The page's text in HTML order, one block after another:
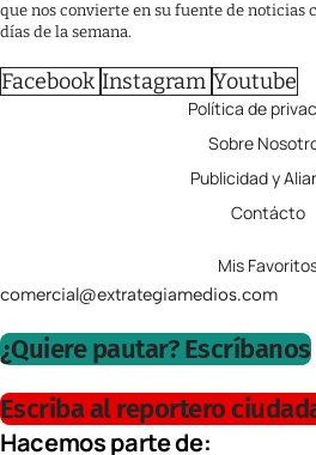
que nos convierte en su fuente de noticias
días de la semana.
Facebook Instagram Youtube
Política de
Sobre
Publicidad y
Contácto
Mis
comercial@extrategiamedios.com
¿Quiere pautar? Escríbanos
Escriba al reportero
Hacemos parte de: